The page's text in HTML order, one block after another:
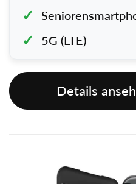
5G (LTE)
Details